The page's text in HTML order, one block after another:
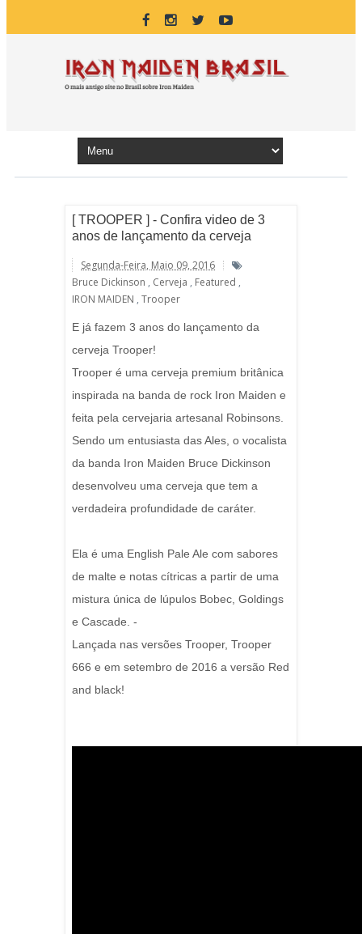
[ TROOPER ] - Confira video de 3
anos de lançamento da cerveja
Segunda-Feira, Maio 09, 2016
Bruce Dickinson , Cerveja , Featured ,
IRON MAIDEN , Trooper
E já fazem 3 anos do lançamento da
cerveja Trooper!
Trooper é uma cerveja premium britânica
inspirada na banda de rock Iron Maiden e
feita pela cervejaria artesanal Robinsons.
Sendo um entusiasta das Ales, o vocalista
da banda Iron Maiden Bruce Dickinson
desenvolveu uma cerveja que tem a
verdadeira profundidade de caráter.
Ela é uma English Pale Ale com sabores
de malte e notas cítricas a partir de uma
mistura única de lúpulos Bobec, Goldings
e Cascade. -
Lançada nas versões Trooper, Trooper
666 e em setembro de 2016 a versão Red
and black!